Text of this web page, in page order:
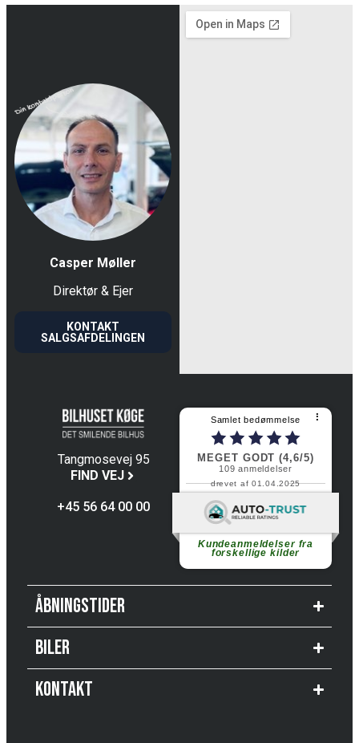
Casper Møller
Direktør & Ejer
KONTAKT
SALGSAFDELINGEN
Tangmosevej 95
4600 Køge
FIND VEJ
+45 56 64 00 00
Samlet bedømmelse ⠇
MEGET GODT (4,6/5)
109anmeldelser
drevet af 01.04.2025
Kundeanmeldelser fra
forskellige kilder
Fortsæt med at læse
Åbningstider
Biler
Kontakt